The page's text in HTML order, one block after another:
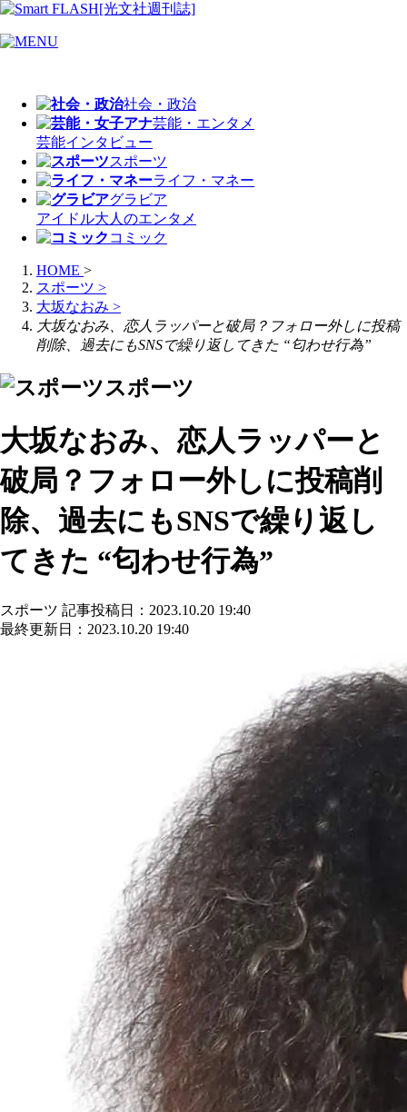
社会・政治
芸能・エンタメ
芸能インタビュー
スポーツ
ライフ・マネー
グラビア
アイドル大人のエンタメ
コミック
HOME >
スポーツ >
大坂なおみ >
大坂なおみ、恋人ラッパーと破局？フォロー外しに投稿
削除、過去にもSNSで繰り返してきた “匂わせ行為”
スポーツ
大坂なおみ、恋人ラッパーと
破局？フォロー外しに投稿削
除、過去にもSNSで繰り返し
てきた “匂わせ行為”
スポーツ 記事投稿日：2023.10.20 19:40
最終更新日：2023.10.20 19:40